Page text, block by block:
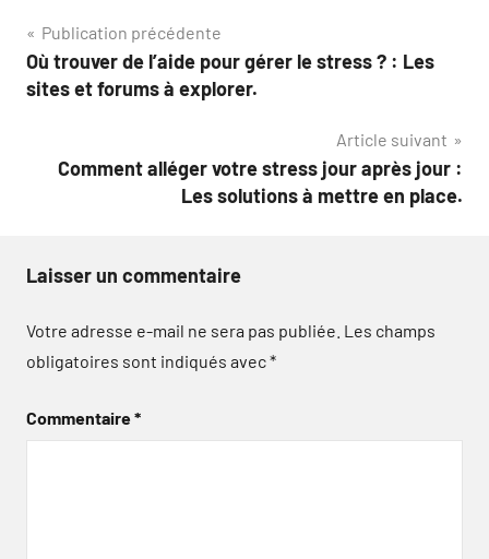
Navigation
de
Publication précédente
Où trouver de l’aide pour gérer le stress ? : Les
sites et forums à explorer.
Article suivant
Comment alléger votre stress jour après jour :
Les solutions à mettre en place.
Laisser un commentaire
Votre adresse e-mail ne sera pas publiée. Les champs
obligatoires sont indiqués avec*
Commentaire*